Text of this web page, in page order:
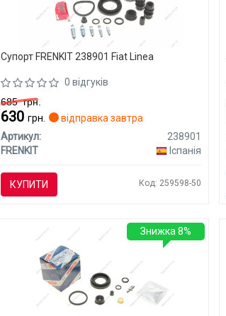
Супорт FRENKIT 238901 Fiat Linea
0 відгуків
685грн.
630 грн.
відправка завтра
Артикул:
238901
FRENKIT
Іспанія
КУПИТИ Код: 259598-50
Знижка 8%